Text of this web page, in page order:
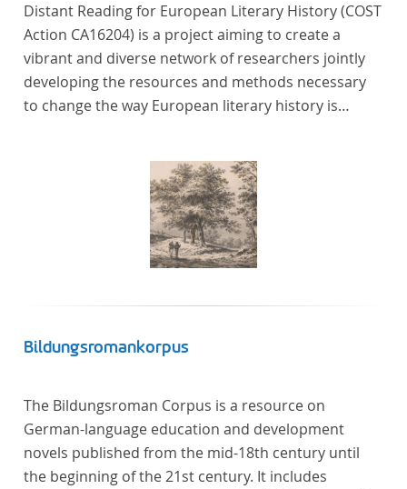
Distant Reading for European Literary History (COST
Action CA16204) is a project aiming to create a
vibrant and diverse network of researchers jointly
developing the resources and methods necessary
to change the way European literary history is
large collections of literary texts), the Action will
create a shared theoretical and practical framework
computational methods of literary text analysis
across at least 10 European languages. Fostering
Action will facilitate the creation of a broader, more
Bildungsromankorpus
The Bildungsroman Corpus is a resource on
German-language education and development
novels published from the mid-18th century until
the beginning of the 21st century. It includes